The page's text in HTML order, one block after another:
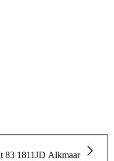
83 1811JD Alkmaar